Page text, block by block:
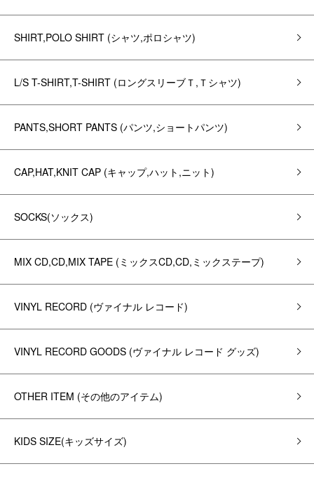
SHIRT,POLO SHIRT (シャツ,ポロシャツ)
L/S T-SHIRT,T-SHIRT (ロングスリーブＴ,Ｔシャツ)
PANTS,SHORT PANTS (パンツ,ショートパンツ)
CAP,HAT,KNIT CAP (キャップ,ハット,ニット)
SOCKS(ソックス)
MIX CD,CD,MIX TAPE (ミックスCD,CD,ミックステープ)
VINYL RECORD (ヴァイナル レコード)
VINYL RECORD GOODS (ヴァイナル レコード グッズ)
OTHER ITEM (その他のアイテム)
KIDS SIZE(キッズサイズ)